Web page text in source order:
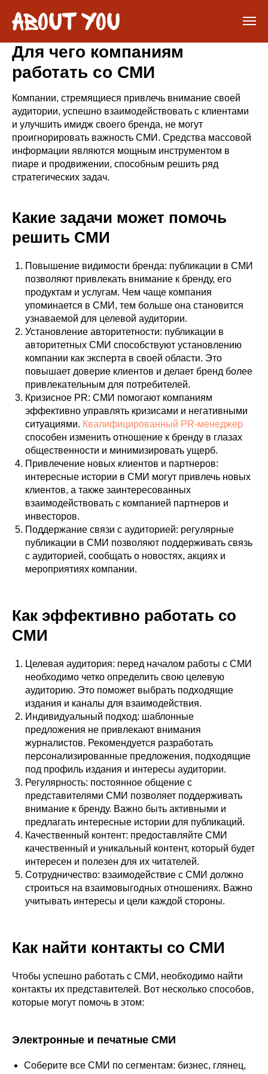
Для чего компаниям
работать со СМИ
Компании, стремящиеся привлечь внимание своей
аудитории, успешно взаимодействовать с клиентами
и улучшить имидж своего бренда, не могут
проигнорировать важность СМИ. Средства массовой
информации являются мощным инструментом в
пиаре и продвижении, способным решить ряд
стратегических задач.
Какие задачи может помочь
решить СМИ
Повышение видимости бренда: публикации в СМИ
позволяют привлекать внимание к бренду, его
продуктам и услугам. Чем чаще компания
упоминается в СМИ, тем больше она становится
узнаваемой для целевой аудитории.
Установление авторитетности: публикации в
авторитетных СМИ способствуют установлению
компании как эксперта в своей области. Это
повышает доверие клиентов и делает бренд более
привлекательным для потребителей.
Кризисное PR: СМИ помогают компаниям
эффективно управлять кризисами и негативными
ситуациями. Квалифицированный PR-менеджер
способен изменить отношение к бренду в глазах
общественности и минимизировать ущерб.
Привлечение новых клиентов и партнеров:
интересные истории в СМИ могут привлечь новых
клиентов, а также заинтересованных
взаимодействовать с компанией партнеров и
инвесторов.
Поддержание связи с аудиторией: регулярные
публикации в СМИ позволяют поддерживать связь
с аудиторией, сообщать о новостях, акциях и
мероприятиях компании.
Как эффективно работать со
СМИ
Целевая аудитория: перед началом работы с СМИ
необходимо четко определить свою целевую
аудиторию. Это поможет выбрать подходящие
издания и каналы для взаимодействия.
Индивидуальный подход: шаблонные
предложения не привлекают внимания
журналистов. Рекомендуется разработать
персонализированные предложения, подходящие
под профиль издания и интересы аудитории.
Регулярность: постоянное общение с
представителями СМИ позволяет поддерживать
внимание к бренду. Важно быть активными и
предлагать интересные истории для публикаций.
Качественный контент: предоставляйте СМИ
качественный и уникальный контент, который будет
интересен и полезен для их читателей.
Сотрудничество: взаимодействие с СМИ должно
строиться на взаимовыгодных отношениях. Важно
учитывать интересы и цели каждой стороны.
Как найти контакты со СМИ
Чтобы успешно работать с СМИ, необходимо найти
контакты их представителей. Вот несколько способов,
которые могут помочь в этом:
Электронные и печатные СМИ
Соберите все СМИ по сегментам: бизнес, глянец,